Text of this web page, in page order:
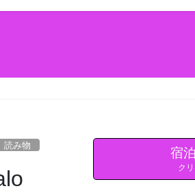
読み物
宿
ク